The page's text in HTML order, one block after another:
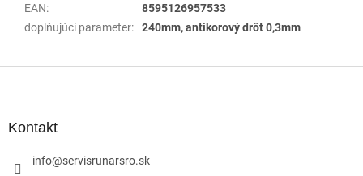
EAN:
8595126957533
doplňujúci parameter: 240mm, antikorový drôt 0,3mm
Kontakt
info@servisrunarsro.sk